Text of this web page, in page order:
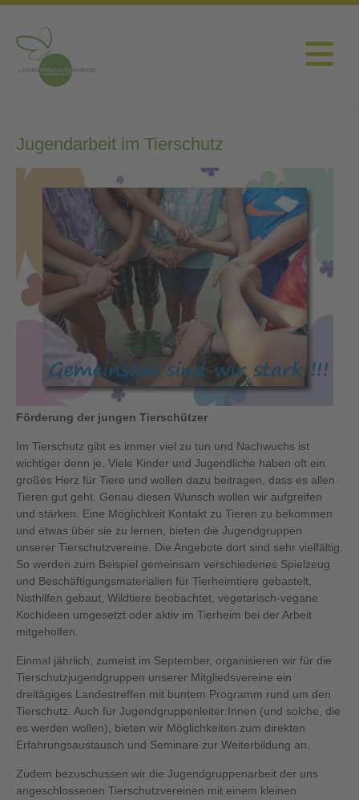
Jugendarbeit im Tierschutz
Förderung der jungen Tierschützer
Im Tierschutz gibt es immer viel zu tun und Nachwuchs ist
wichtiger denn je. Viele Kinder und Jugendliche haben oft ein
großes Herz für Tiere und wollen dazu beitragen, dass es allen
Tieren gut geht. Genau diesen Wunsch wollen wir aufgreifen
und stärken. Eine Möglichkeit Kontakt zu Tieren zu bekommen
und etwas über sie zu lernen, bieten die Jugendgruppen
unserer Tierschutzvereine. Die Angebote dort sind sehr vielfältig.
So werden zum Beispiel gemeinsam verschiedenes Spielzeug
und Beschäftigungsmaterialien für Tierheimtiere gebastelt,
Nisthilfen gebaut, Wildtiere beobachtet, vegetarisch-vegane
Kochideen umgesetzt oder aktiv im Tierheim bei der Arbeit
mitgeholfen.
Einmal jährlich, zumeist im September, organisieren wir für die
Tierschutzjugendgruppen unserer Mitgliedsvereine ein
dreitägiges Landestreffen mit buntem Programm rund um den
Tierschutz. Auch für Jugendgruppenleiter:Innen (und solche, die
es werden wollen), bieten wir Möglichkeiten zum direkten
Erfahrungsaustausch und Seminare zur Weiterbildung an.
Zudem bezuschussen wir die Jugendgruppenarbeit der uns
angeschlossenen Tierschutzvereinen mit einem kleinen